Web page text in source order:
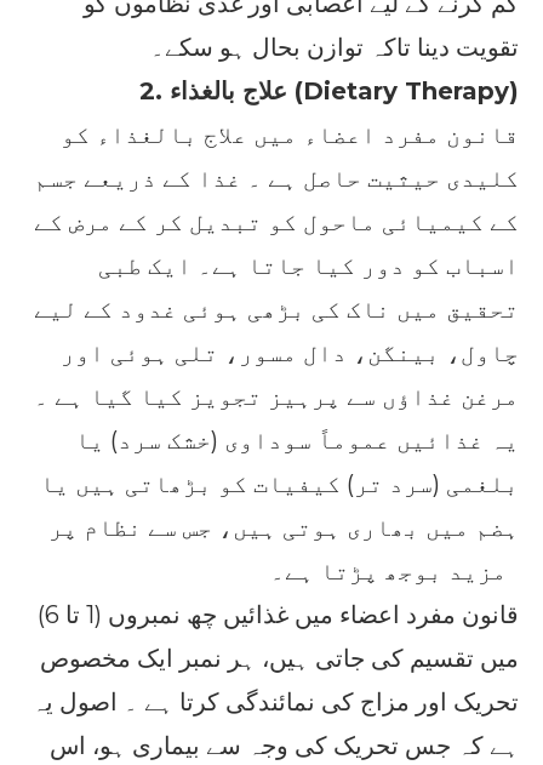
تقویت دینا تاکہ توازن بحال ہو سکے۔
2. علاج بالغذاء (Dietary Therapy)
قانون مفرد اعضاء میں علاج بالغذاء کو
کلیدی حیثیت حاصل ہے ۔ غذا کے ذریعے جسم
کے کیمیائی ماحول کو تبدیل کر کے مرض کے
اسباب کو دور کیا جاتا ہے۔ ایک طبی
تحقیق میں ناک کی بڑھی ہوئی غدود کے لیے
چاول، بینگن، دال مسور، تلی ہوئی اور
مرغن غذاؤں سے پرہیز تجویز کیا گیا ہے ۔
یہ غذائیں عموماً سوداوی (خشک سرد) یا
بلغمی (سرد تر) کیفیات کو بڑھاتی ہیں یا
ہضم میں بھاری ہوتی ہیں، جس سے نظام پر
قانون مفرد اعضاء میں غذائیں چھ نمبروں (1 تا 6)
میں تقسیم کی جاتی ہیں، ہر نمبر ایک مخصوص
تحریک اور مزاج کی نمائندگی کرتا ہے ۔ اصول یہ
ہے کہ جس تحریک کی وجہ سے بیماری ہو، اس